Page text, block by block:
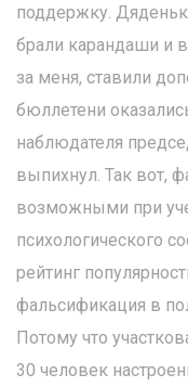
поддержку.
брали карандаши и
за меня, ставили
бюллетени
наблюдателя
выпихнул. Так вот,
возможными при
психологического
рейтинг
фальсификация в
Потому что
30 человек